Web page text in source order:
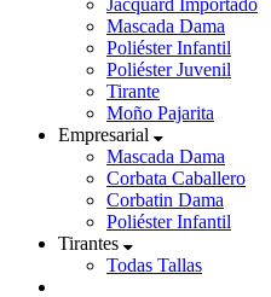
Jacquard Importado
Mascada Dama
Poliéster Infantil
Poliéster Juvenil
Tirante
Moño Pajarita
Empresarial
Mascada Dama
Corbata Caballero
Corbatin Dama
Poliéster Infantil
Tirantes
Todas Tallas